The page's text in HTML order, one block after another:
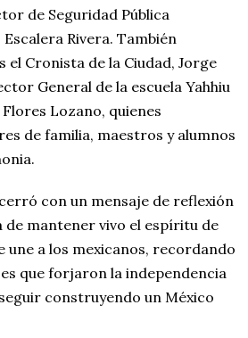
de Seguridad Pública
Rivera. También
el Cronista de la Ciudad, Jorge
General de la escuela Yahhiu
Lozano, quienes
de familia, maestros y alumnos
con un mensaje de reflexión
mantener vivo el espíritu de
une a los mexicanos, recordando
que forjaron la independencia
construyendo un México